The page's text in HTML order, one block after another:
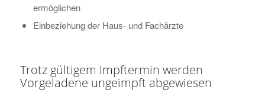
ermöglichen
Einbeziehung der Haus- und Fachärzte
Trotz gültigem Impftermin werden
Vorgeladene ungeimpft abgewiesen